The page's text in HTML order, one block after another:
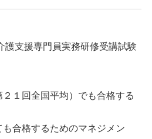
護支援専門員実務研修受講試験
２１回全国平均）でも合格する
も合格するためのマネジメン